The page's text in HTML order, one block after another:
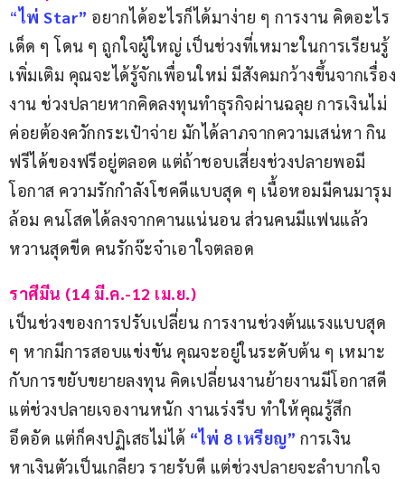
“ไพ่ Star” อยากได้อะไรก็ได้มาง่าย ๆ การงาน คิดอะไร
เด็ด ๆ โดน ๆ ถูกใจผู้ใหญ่ เป็นช่วงที่เหมาะในการเรียนรู้
เพิ่มเติม คุณจะได้รู้จักเพื่อนใหม่ มีสังคมกว้างขึ้นจากเรื่อง
งาน ช่วงปลายหากคิดลงทุนทำธุรกิจผ่านฉลุย การเงินไม่
ค่อยต้องควักกระเป๋าจ่าย มักได้ลาภจากความเสน่หา กิน
ฟรีได้ของฟรีอยู่ตลอด แต่ถ้าชอบเสี่ยงช่วงปลายพอมี
โอกาส ความรักกำลังโชคดีแบบสุด ๆ เนื้อหอมมีคนมารุม
ล้อม คนโสดได้ลงจากคานแน่นอน ส่วนคนมีแฟนแล้ว
หวานสุดขีด คนรักจ๊ะจ๋าเอาใจตลอด
ราศีมีน (14 มี.ค.-12 เม.ย.)
เป็นช่วงของการปรับเปลี่ยน การงานช่วงต้นแรงแบบสุด
ๆ หากมีการสอบแข่งขัน คุณจะอยู่ในระดับต้น ๆ เหมาะ
กับการขยับขยายลงทุน คิดเปลี่ยนงานย้ายงานมีโอกาสดี
แต่ช่วงปลายเจองานหนัก งานเร่งรีบ ทำให้คุณรู้สึก
อึดอัด แต่ก็คงปฏิเสธไม่ได้ “ไพ่ 8 เหรียญ” การเงิน
หาเงินตัวเป็นเกลียว รายรับดี แต่ช่วงปลายจะลำบากใจ